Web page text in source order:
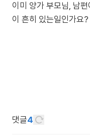
이미 양가 부모님, 남
이 흔히 있는일인가요?
댓글4